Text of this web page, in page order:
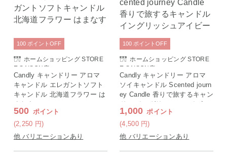
ホームショッピング STORE
E SAISON店
Candly キャンドリー アロマ
キャンドル エレガントソフト
キャンドル 北海道フラワー は
まなす
500 ポイント
(2,250 円)
100 ポイント OFF
他 バリエーションあり
ホームショッピング STORE
E SAISON店
Candly キャンドリー アロマ
ソイキャンドル Scented journ
ey Candle 香りで旅するキャン
ドル イングリッシュアイビー
1,000 ポイント
(4,500 円)
100 ポイント OFF
他 バリエーションあり